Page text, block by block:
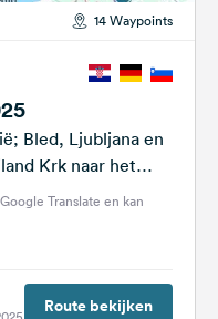
14 Waypoints
Bled, Ljubljana en
Krk naar het
Translate en kan
Route bekijken